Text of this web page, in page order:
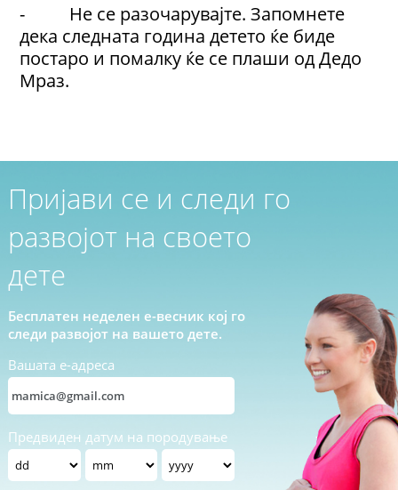
- Не се разочарувајте. Запомнете
дека следната година детето ќе биде
постаро и помалку ќе се плаши од Дедо
Мраз.
Пријави се и следи го
развојот на своето
дете
Бесплатен неделен е-весник кој го
следи развојот на вашето дете.
Вашата е-адреса
Предвиден датум на породување